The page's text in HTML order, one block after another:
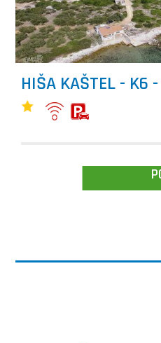
HIŠA KAŠTEL - K6